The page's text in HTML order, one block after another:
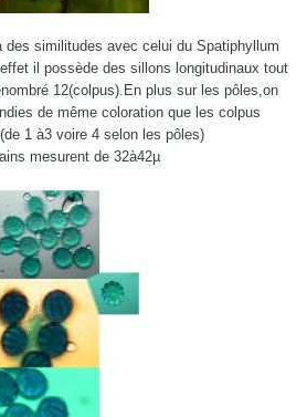
des similitudes avec celui du Spatiphyllum
il possède des sillons longitudinaux tout
12(colpus).En plus sur les pôles,on
de même coloration que les colpus
1 à3 voire 4 selon les pôles)
mesurent de 32à42µ